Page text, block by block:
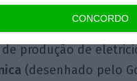
CONCORDO
da estratégia
um exportador de
produção de
(desenhado pelo